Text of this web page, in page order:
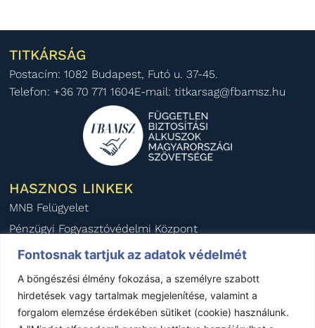
Fontosnak tartjuk az adatok védelmét
A böngészési élmény fokozása, a személyre szabott
hirdetések vagy tartalmak megjelenítése, valamint a
forgalom elemzése érdekében sütiket (cookie) használunk.
TITKÁRSÁG
Postacím: 1082 Budapest, Futó u. 37-45.
Telefon: +36 70 771 1604E-mail: titkarsag@fbamsz.hu
HASZNOS LINKEK
MNB Felügyelet
Pénzügyi Fogyasztóvédelmi Központ
Pénzügyi Békéltető Testület
BIPAR
AIDA Magyar Nemzeti Szekció